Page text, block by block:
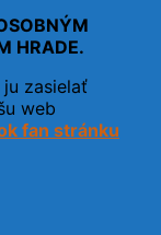
HRADE.
zasielať
web
fan stránku